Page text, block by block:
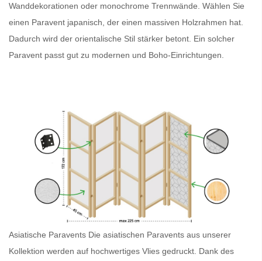
Wanddekorationen oder monochrome Trennwände. Wählen Sie
einen Paravent japanisch , der einen massiven Holzrahmen hat.
Dadurch wird der orientalische Stil stärker betont. Ein solcher
Paravent passt gut zu modernen und Boho-Einrichtungen.
Asiatische Paravents Die asiatischen Paravents aus unserer
Kollektion werden auf hochwertiges Vlies gedruckt. Dank des